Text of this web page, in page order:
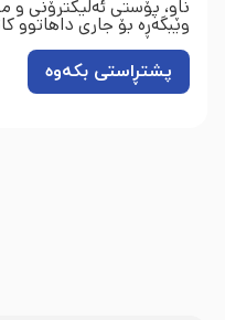
ناو، پۆستی ئەلیکترۆنی و
وێبگەڕە بۆ جاری داهاتوو